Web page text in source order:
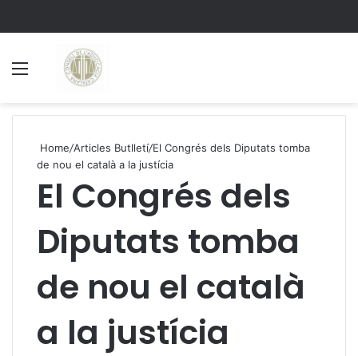
Home/Articles Butlletí/El Congrés dels Diputats tomba
de nou el català a la justícia
El Congrés dels
Diputats tomba
de nou el català
a la justícia